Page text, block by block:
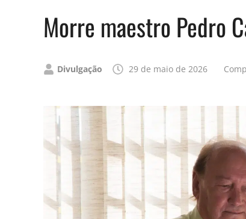
Morre maestro Pedro
Publicado
Divulgação 29 de maio de 2026